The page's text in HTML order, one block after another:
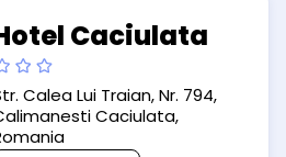
Caciulata
Calea Lui Traian, Nr. 794,
Caciulata,